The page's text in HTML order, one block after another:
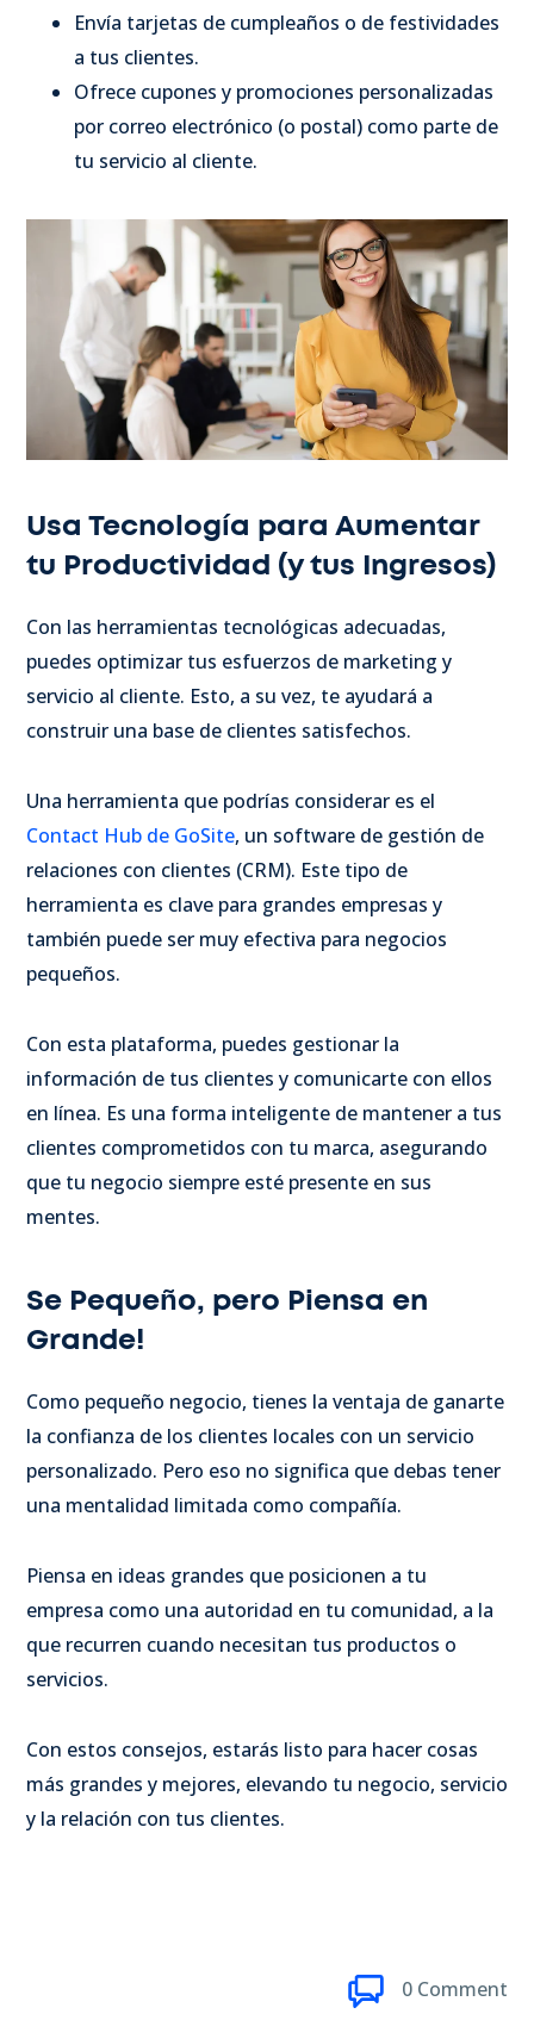
Envía tarjetas de cumpleaños o de festividades
a tus clientes.
Ofrece cupones y promociones personalizadas
por correo electrónico (o postal) como parte de
tu servicio al cliente.
Usa Tecnología para Aumentar
tu Productividad (y tus Ingresos)
Con las herramientas tecnológicas adecuadas,
puedes optimizar tus esfuerzos de marketing y
servicio al cliente. Esto, a su vez, te ayudará a
construir una base de clientes satisfechos.
Una herramienta que podrías considerar es el
Contact Hub de GoSite, un software de gestión de
relaciones con clientes (CRM). Este tipo de
herramienta es clave para grandes empresas y
también puede ser muy efectiva para negocios
pequeños.
Con esta plataforma, puedes gestionar la
información de tus clientes y comunicarte con ellos
en línea. Es una forma inteligente de mantener a tus
clientes comprometidos con tu marca, asegurando
que tu negocio siempre esté presente en sus
mentes.
Se Pequeño, pero Piensa en
Grande!
Como pequeño negocio, tienes la ventaja de ganarte
la confianza de los clientes locales con un servicio
personalizado. Pero eso no significa que debas tener
una mentalidad limitada como compañía.
Piensa en ideas grandes que posicionen a tu
empresa como una autoridad en tu comunidad, a la
que recurren cuando necesitan tus productos o
servicios.
Con estos consejos, estarás listo para hacer cosas
más grandes y mejores, elevando tu negocio, servicio
y la relación con tus clientes.
0 Comment